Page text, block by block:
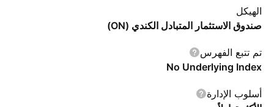
الهيكل
صندوق الاستثمار المتبادل الكندي (ON)
تم تتبع الفهرس
No Underlying Index
أسلوب الإدارة